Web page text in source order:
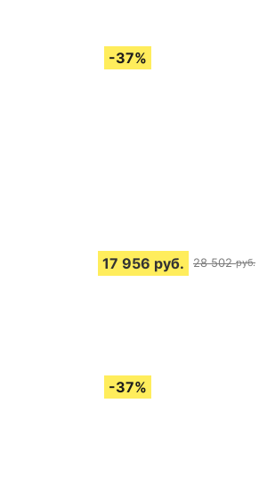
17 956 руб. 28 502 руб.